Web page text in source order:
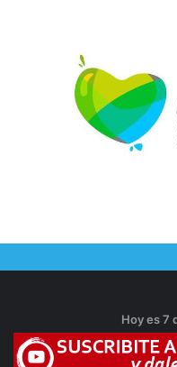
Hoy es 7